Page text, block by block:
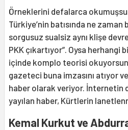
Örneklerini defalarca
Türkiye’nin batısında ne zaman
sorgusuz sualsiz aynı klişe
PKK çıkartıyor”. Oysa herhangi
içinde komplo teorisi
gazeteci buna imzasını atıyor
haber olarak veriyor. İnternetin
yayılan haber, Kürtlerin
Kemal Kurkut ve